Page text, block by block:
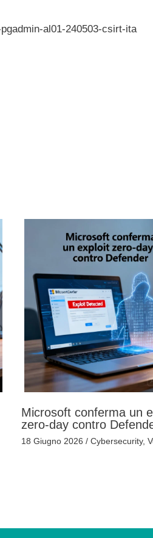
al01-240503-csirt-ita
Microsoft conferma un
zero-day contro
18 Giugno 2026 / Cybersecurity,